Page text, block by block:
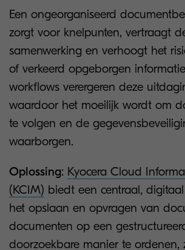
Een ongeorganiseerd
zorgt voor knelpunten, vertraagt
samenwerking en verhoogt het
of verkeerd opgeborgen
workflows verergeren deze
waardoor het moeilijk wordt om
te volgen en de
waarborgen.
Oplossing: Kyocera Cloud
(KCIM) biedt een centraal,
het opslaan en opvragen van
documenten op een
doorzoekbare manier te ordenen,